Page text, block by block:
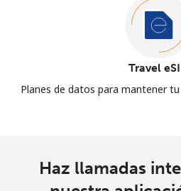
Travel
Planes de datos para mantener
Haz llamadas